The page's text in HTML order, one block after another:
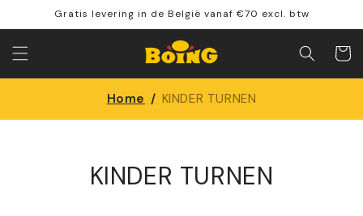
naar de
content
Gratis levering in de België vanaf €70 excl. btw
Home / KINDER TURNEN
KINDER TURNEN